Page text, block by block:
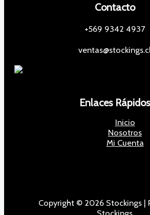
Contacto
+569 9342 4937
Enlaces Rápidos
Inicio
Nosotros
Mi Cuenta
Copyright © 2026 Stockings |